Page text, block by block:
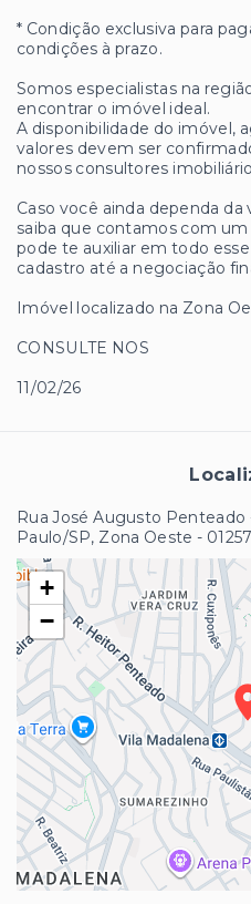
* Condição exclusiva para
condições à prazo.
Somos especialistas na
encontrar o imóvel ideal.
A disponibilidade do imóvel,
valores devem ser
nossos consultores
Caso você ainda dependa
saiba que contamos com
pode te auxiliar em todo
cadastro até a negociação
Imóvel localizado na Zona
CONSULTE NOS
11/02/26
Rua José Augusto Penteado
Paulo/SP, Zona Oeste -
+
−